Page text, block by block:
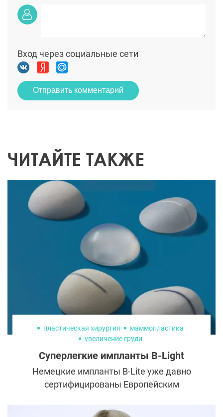
Вход через социальные сети
Отправить комментарий
ЧИТАЙТЕ ТАКЖЕ
пластическая хирургия
маммопластика
увеличение груди
Суперлегкие импланты B-Light
Немецкие импланты B-Lite уже давно
сертифицированы Европейским
официальное разрешение на